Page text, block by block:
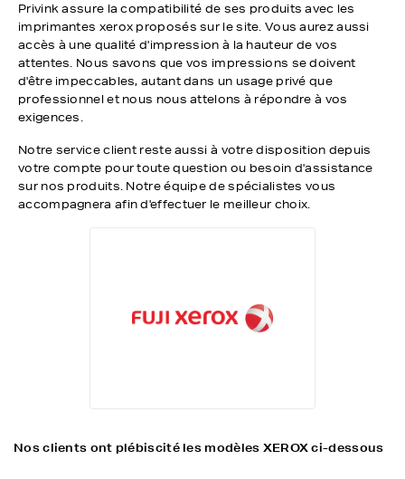
Privink assure la compatibilité de ses produits avec les
imprimantes xerox proposés sur le site. Vous aurez aussi
accès à une qualité d'impression à la hauteur de vos
attentes. Nous savons que vos impressions se doivent
d'être impeccables, autant dans un usage privé que
professionnel et nous nous attelons à répondre à vos
exigences.
Notre service client reste aussi à votre disposition depuis
votre compte pour toute question ou besoin d'assistance
sur nos produits. Notre équipe de spécialistes vous
accompagnera afin d'effectuer le meilleur choix.
Nos clients ont plébiscité les modèles XEROX ci-dessous